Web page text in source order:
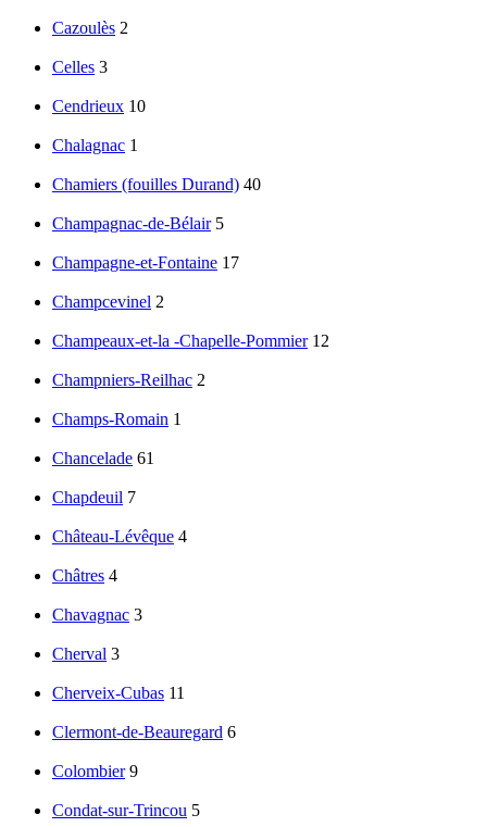
Cazoulès 2
Celles 3
Cendrieux 10
Chalagnac 1
Chamiers (fouilles Durand) 40
Champagnac-de-Bélair 5
Champagne-et-Fontaine 17
Champcevinel 2
Champeaux-et-la -Chapelle-Pommier 12
Champniers-Reilhac 2
Champs-Romain 1
Chancelade 61
Chapdeuil 7
Château-Lévêque 4
Châtres 4
Chavagnac 3
Cherval 3
Cherveix-Cubas 11
Clermont-de-Beauregard 6
Colombier 9
Condat-sur-Trincou 5